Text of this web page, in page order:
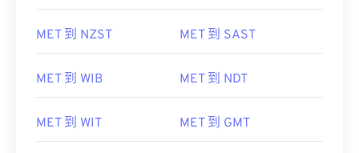
MET 到 NZST MET 到 SAST
MET 到 WIB MET 到 NDT
MET 到 WIT MET 到 GMT